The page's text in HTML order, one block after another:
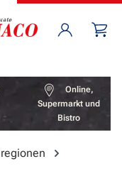
dem Merkzettel
Online,
Supermarkt und
Bistro